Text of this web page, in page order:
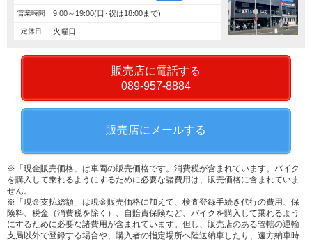
営業時間 9:00～19:00(日･祝は18:00まで)
定休日 火曜日
販売店に電話する
089-957-8884
販売店にメールする
※「現金販売価格」は車両の販売価格です。消費税が含まれています。バイク
を購入して乗れるようにするために必要な諸費用は、販売価格に含まれていま
せん。
※「現金支払総額」は現金販売価格に加えて、検査登録手続き代行の費用、保
険料、税金（消費税を除く）、自賠責保険など、バイクを購入して乗れるよう
にするために必要な諸費用が含まれています。但し、販売店のある管轄の運輸
支局以外で登録する場合や、購入者の指定場所へ陸送納車したり、遠方納車時